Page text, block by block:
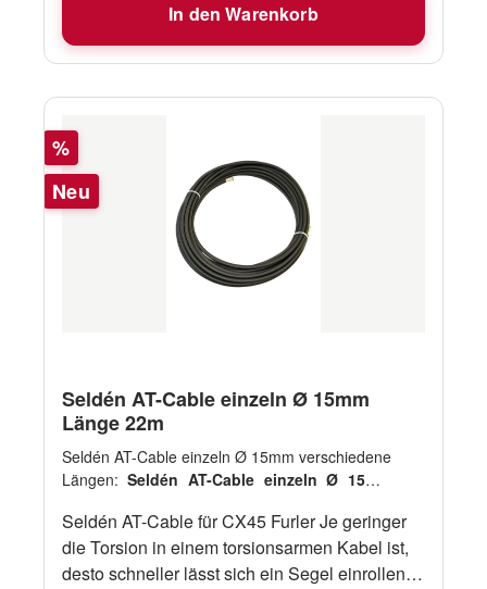
In den Warenkorb
Rabatt
%
Neu
Seldén AT-Cable einzeln Ø 15mm
Länge 22m
Seldén AT-Cable einzeln Ø 15mm verschiedene
Längen: Seldén AT-Cable einzeln Ø 15mm
Seldén AT-Cable für CX45 Furler Je geringer
die Torsion in einem torsionsarmen Kabel ist,
desto schneller lässt sich ein Segel einrollen.